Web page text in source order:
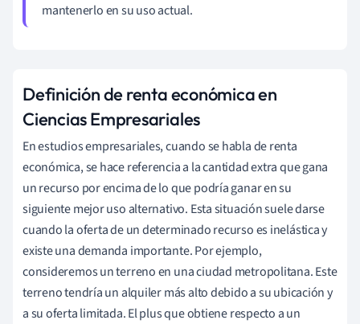
mantenerlo en su uso actual.
Definición de renta económica en
Ciencias Empresariales
En estudios empresariales, cuando se habla de renta
económica, se hace referencia a la cantidad extra que gana
un recurso por encima de lo que podría ganar en su
siguiente mejor uso alternativo. Esta situación suele darse
cuando la oferta de un determinado recurso es inelástica y
existe una demanda importante. Por ejemplo,
consideremos un terreno en una ciudad metropolitana. Este
terreno tendría un alquiler más alto debido a su ubicación y
a su oferta limitada. El plus que obtiene respecto a un